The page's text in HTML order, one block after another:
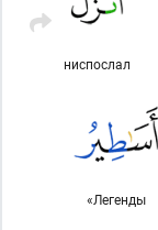
ниспослал
«Легенды